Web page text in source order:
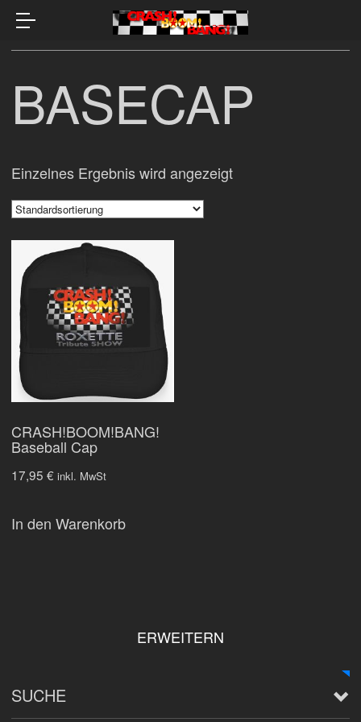
BASECAP
Einzelnes Ergebnis wird angezeigt
CRASH!BOOM!BANG!
Baseball Cap
17,95€ inkl. MwSt
In den Warenkorb
ERWEITERN
SUCHE